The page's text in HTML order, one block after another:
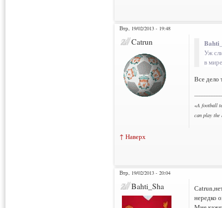
Втр, 19/02/2013 - 19:48
Catrun
Уж
в
Все дело
«A football
can play the
↑ Наверх
Втр, 19/02/2013 - 20:04
Bahti_Sha
нередко